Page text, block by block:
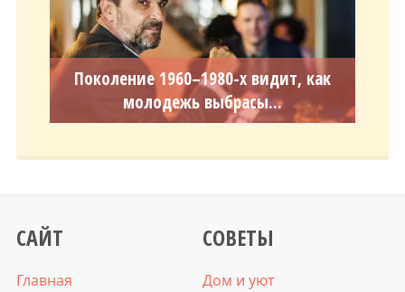
Поколение 1960–1980-х видит, как
молодежь выбрасы...
САЙТ
Главная
СОВЕТЫ
Дом и уют